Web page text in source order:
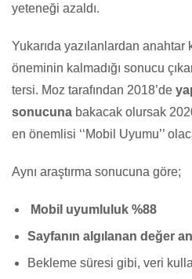
yeteneği azaldı.
Yukarıda yazılanlardan
öneminin kalmadığı sonucu
tersi. Moz tarafından 2018’de
sonucuna bakacak olursak
en önemlisi ‘‘Mobil Uyumu’’
Aynı araştırma sonucuna göre;
Mobil uyumluluk %88
Sayfanın algılanan değer
Bekleme süresi gibi, veri